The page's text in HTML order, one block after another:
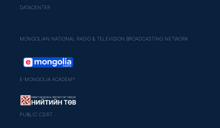
DATACENTER
MONGOLIAN NATIONAL RADIO & TELEVISION BROADCASTING NETWORK
E-MONGOLIA ACADEMY
PUBLIC CSIRT